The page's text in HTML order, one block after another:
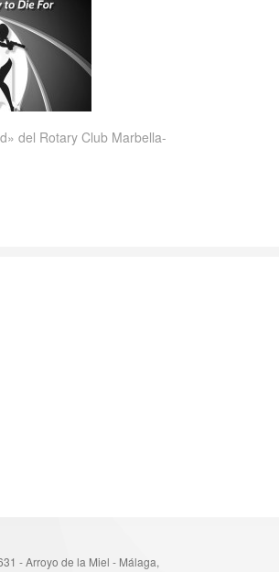
del Rotary Club Marbella-
- Arroyo de la Miel - Málaga,